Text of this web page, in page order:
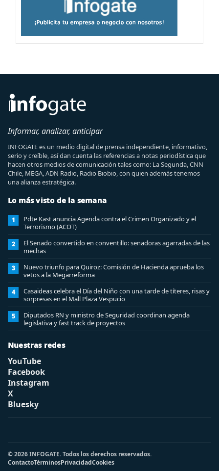
Informar, analizar, anticipar
INFOGATE es un medio digital de prensa independiente, informativo,
serio y creíble, así dan cuenta las referencias a notas periodística que
hacen otros medios de comunicación tales como: La Segunda, CNN
Chile, MEGA, ADN Radio, Radio Biobio, con quien además tenemos
una alianza estratégica.
Lo más visto de la semana
1
Pdte Kast anuncia Agenda contra el Crimen Organizado y el
Terrorismo (ACOT)
2
El Senado convertido en conventillo: senadoras agarradas de las
mechas
3
Nuevo triunfo para Quiroz: Comisión de Hacienda aprueba los
vetos a la Megarreforma
4
Casaideas celebra el Día del Niño con una tarde de títeres, risas y
sorpresas en el Mall Plaza Vespucio
5
Diputados RN y ministro de Seguridad coordinan agenda
legislativa y fast track de proyectos
Nuestras redes
YouTube
Facebook
Instagram
X
Bluesky
© 2026 INFOGATE. Todos los derechos reservados.
ContactoTérminosPrivacidadCookies